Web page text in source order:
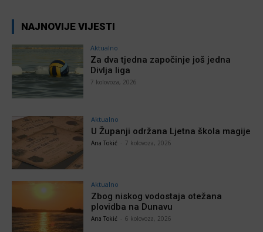
NAJNOVIJE VIJESTI
Aktualno
Za dva tjedna započinje još jedna
Divlja liga
7 kolovoza, 2026
Aktualno
U Županji održana Ljetna škola magije
Ana Tokić 7 kolovoza, 2026
Aktualno
Zbog niskog vodostaja otežana
plovidba na Dunavu
Ana Tokić 6 kolovoza, 2026